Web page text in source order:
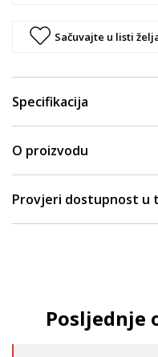
Sačuvajte u listi
Specifikacija
O proizvodu
Provjeri dostupnost u
Posljednje